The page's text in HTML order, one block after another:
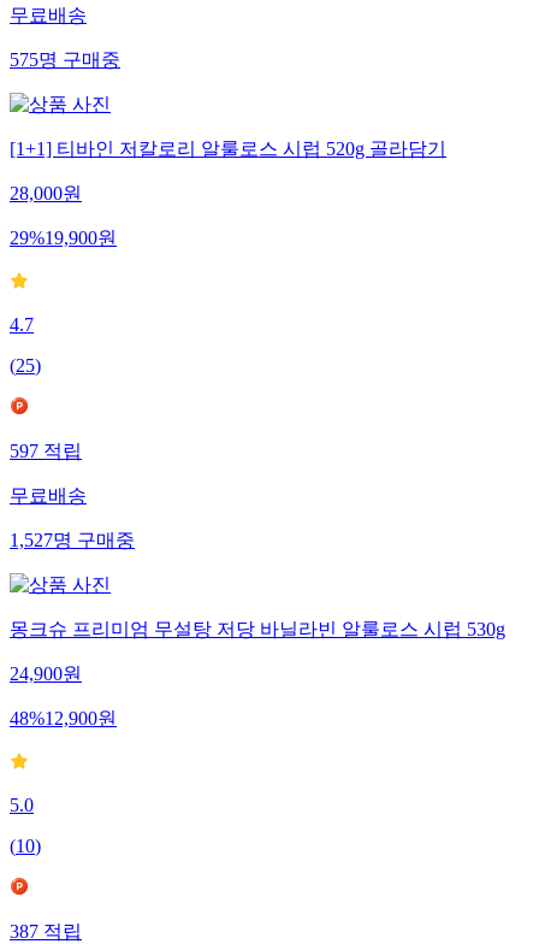
무료배송
575명 구매중
[1+1] 티바인 저칼로리 알룰로스 시럽 520g 골라담기
28,000원
29%19,900원
4.7
(25)
597 적립
무료배송
1,527명 구매중
몽크슈 프리미엄 무설탕 저당 바닐라빈 알룰로스 시럽 530g
24,900원
48%12,900원
5.0
(10)
387 적립